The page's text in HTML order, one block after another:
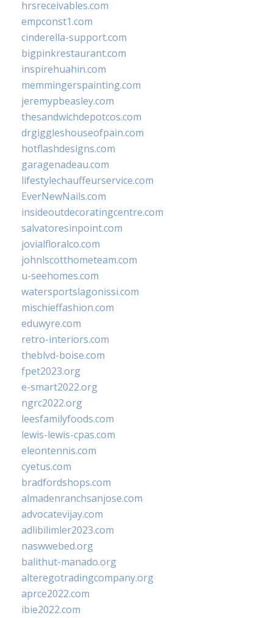
hrsreceivables.com
empconst1.com
cinderella-support.com
bigpinkrestaurant.com
inspirehuahin.com
memmingerspainting.com
jeremypbeasley.com
thesandwichdepotcos.com
drgiggleshouseofpain.com
hotflashdesigns.com
garagenadeau.com
lifestylechauffeurservice.com
EverNewNails.com
insideoutdecoratingcentre.com
salvatoresinpoint.com
jovialfloralco.com
johnlscotthometeam.com
u-seehomes.com
watersportslagonissi.com
mischieffashion.com
eduwyre.com
retro-interiors.com
theblvd-boise.com
fpet2023.org
e-smart2022.org
ngrc2022.org
leesfamilyfoods.com
lewis-lewis-cpas.com
eleontennis.com
cyetus.com
bradfordshops.com
almadenranchsanjose.com
advocatevijay.com
adlibilimler2023.com
naswwebed.org
balithut-manado.org
alteregotradingcompany.org
aprce2022.com
ibie2022.com